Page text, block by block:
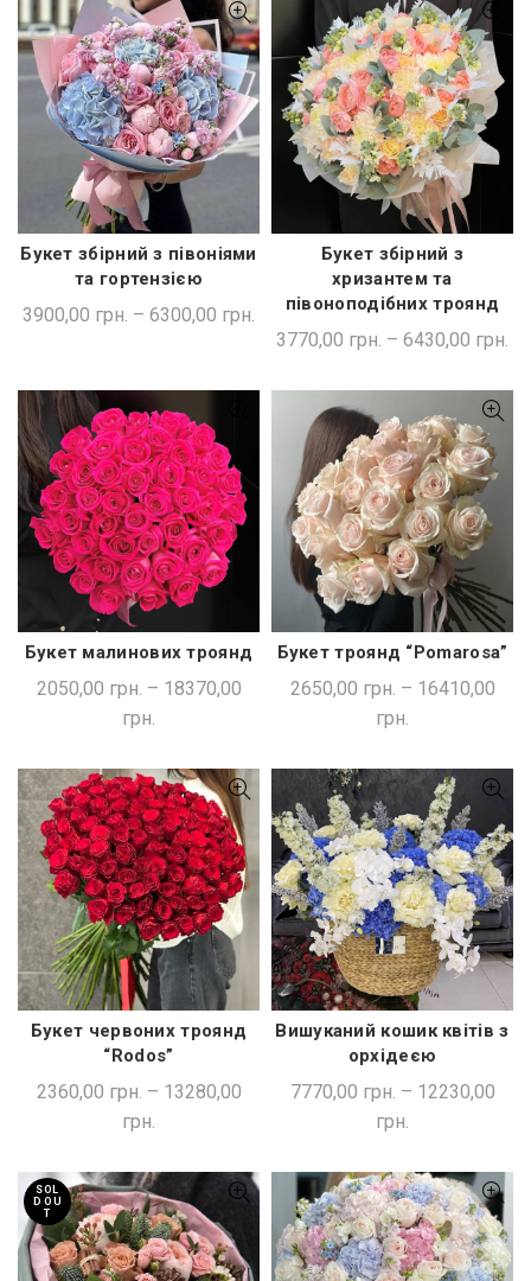
ШВИДКА ПОКУПКА
Букет збірний з півоніями
та гортензією
3900,00 грн. – 6300,00 грн.
ШВИДКА ПОКУПКА
Букет збірний з
хризантем та
півоноподібних троянд
3770,00 грн. – 6430,00 грн.
ШВИДКА ПОКУПКА
Букет малинових троянд
2050,00 грн. – 18370,00
грн.
ШВИДКА ПОКУПКА
Букет троянд “Pomarosa”
2650,00 грн. – 16410,00
грн.
ШВИДКА ПОКУПКА
Букет червоних троянд
“Rodos”
2360,00 грн. – 13280,00
грн.
ШВИДКА ПОКУПКА
Вишуканий кошик квітів з
орхідеєю
7770,00 грн. – 12230,00
грн.
SOL
D OU
T